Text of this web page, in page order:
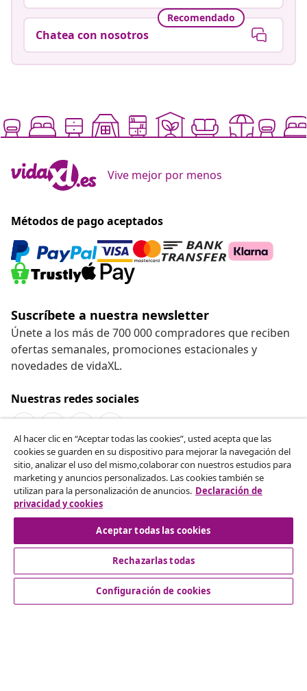
Recomendado
Chatea con nosotros
Vive mejor por menos
Métodos de pago aceptados
Suscríbete a nuestra newsletter
Únete a los más de 700 000 compradores que reciben
ofertas semanales, promociones estacionales y
novedades de vidaXL.
Nuestras redes sociales
Desistir del contrato
Solicita la cancelación de tu pedido.
Desistir del contrato
Servicio al Cliente
Al hacer clic en “Aceptar todas las cookies”, usted acepta que las
cookies se guarden en su dispositivo para mejorar la navegación del
sitio, analizar el uso del mismo,colaborar con nuestros estudios para
marketing y anuncios personalizados. Las cookies también se
utilizan para la personalización de anuncios. Declaración de
privacidad y cookies
Aceptar todas las cookies
Rechazarlas todas
Configuración de cookies